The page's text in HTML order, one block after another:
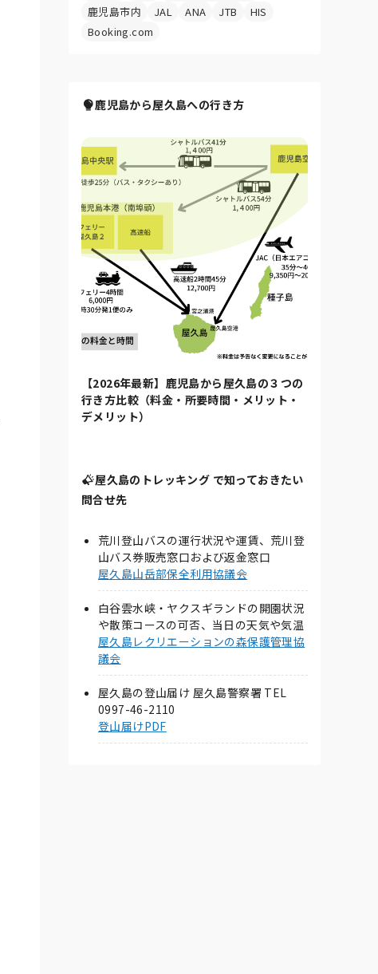
鹿児島市内
JAL ANA JTB
HIS
Booking.com
鹿児島から屋久島への行き方
【2026年最新】鹿児島から屋久島の３つの
行き方比較（料金・所要時間・メリット・
デメリット）
屋久島のトレッキング で知っておきたい
問合せ先
荒川登山バスの運行状況や運賃、荒川登
山バス券販売窓口および返金窓口
屋久島山岳部保全利用協議会
白谷雲水峡・ヤクスギランドの開園状況
や散策コースの可否、当日の天気や気温
屋久島レクリエーションの森保護管理協
議会
屋久島の登山届け 屋久島警察署 TEL
0997-46-2110
登山届けPDF